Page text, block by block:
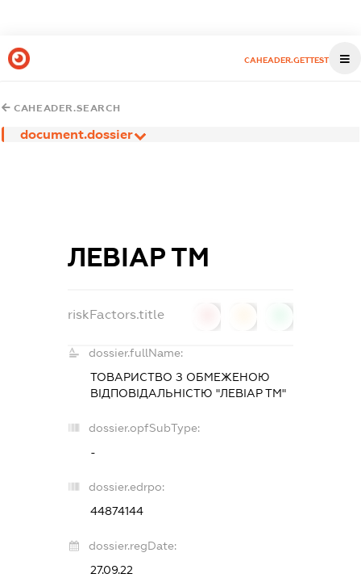
CAHEADER.GETTEST
CAHEADER.SEARCH
document.dossier
ЛЕВІАР ТМ
riskFactors.title
dossier.fullName:
ТОВАРИСТВО З ОБМЕЖЕНОЮ
ВІДПОВІДАЛЬНІСТЮ "ЛЕВІАР ТМ"
dossier.opfSubType:
-
dossier.edrpo:
44874144
dossier.regDate:
27.09.22